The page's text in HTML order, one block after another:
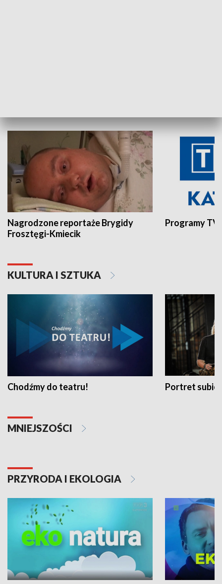
Nagrodzone reportaże Brygidy
Frosztęgi-Kmiecik
Programy
KULTURA I SZTUKA
Chodźmy do teatru! Portret
MNIEJSZOŚCI
PRZYRODA I EKOLOGIA